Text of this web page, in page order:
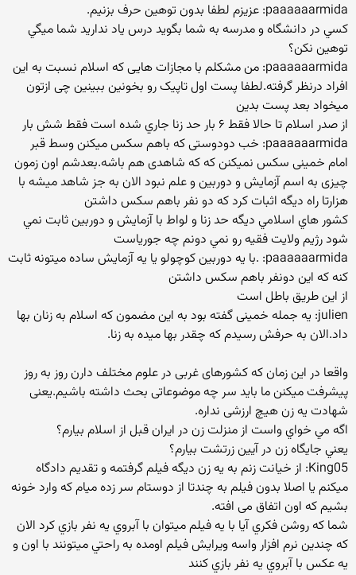
paaaaaarmida: عزیزم لطفا بدون توهین حرف بزنیم.
كسي در دانشگاه و مدرسه به شما بگويد درس ياد نداريد شما ميگي
توهين نكن؟
paaaaaarmida: من مشکلم با مجازات هایی که اسلام نسبت به این
افراد درنظر گرفته.لطفا پست اول تاپیک رو بخونین ببینین چی ازتون
میخواد بعد پست بدین
از صدر اسلام تا حالا فقط ۶ بار حد زنا جاري شده است فقط شش بار
paaaaaarmida: خب دودوستی که باهم سکس میکنن وسط قبر
امام خمینی سکس نمیکنن که که شاهدی هم باشه.بعدشم اون زمون
چیزی به اسم آزمایش و دوربین و علم نبود الان به جز شاهد میشه با
هزارتا راه دیگه اثبات کرد که دو نفر باهم سکس داشتن
كشور هاي اسلامي ديگه حد زنا و لواط با آزمايش و دوربين ثابت نمي
شود رژيم ولايت فقيه رو نمي دونم چه جورياست
paaaaaarmida: .با یه دوربین کوچولو یا یه آزمایش ساده میتونه ثابت
کنه که این دونفر باهم سکس داشتن
از اين طريق باطل است
julien: یه جمله خمینی گفته بود به این مضمون که اسلام به زنان بها
داد.الان به حرفش رسیدم که چقدر بها میده به زنا.
واقعا در این زمان که کشورهای غربی در علوم مختلف دارن روز به روز
پیشرفت میکنن ما باید سر چه موضوعاتی بحث داشته باشیم.یعنی
شهادت یه زن هیچ ارزشی نداره.
اگه مي خواي واست از منزلت زن در ايران قبل از اسلام بيارم؟
يعني جايگاه زن در آيين زرتشت بيارم؟
King05: از خیانت زنم به یه زن دیگه فیلم گرفتمه و تقدیم دادگاه
میکنم یا اصلا بدون فیلم به چندتا از دوستام سر زده میام که وارد خونه
بشیم که اون اتفاق می افته.
شما كه روشن فكري آيا با يه فيلم ميتوان با آبروي يه نفر بازي كرد الان
كه چندين نرم افزار واسه ويرايش فيلم اومده به راحتي ميتونند با اون و
يه عكس با آبروي يه نفر بازي كنند